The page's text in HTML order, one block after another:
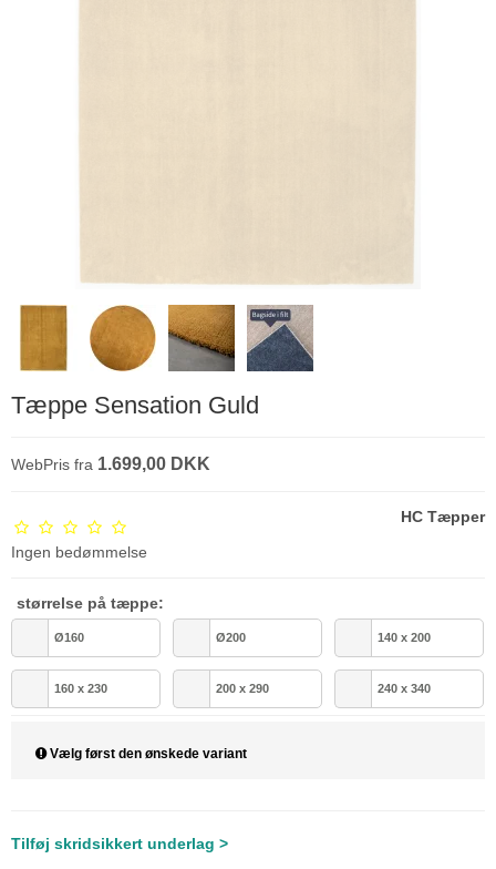
Tæppe Sensation Guld
WebPris fra 1.699,00 DKK
Ingen bedømmelse
HC Tæpper
størrelse på tæppe:
Ø160 Ø200 140 x 200
160 x 230 200 x 290 240 x 340
Vælg først den ønskede variant
Tilføj skridsikkert underlag >